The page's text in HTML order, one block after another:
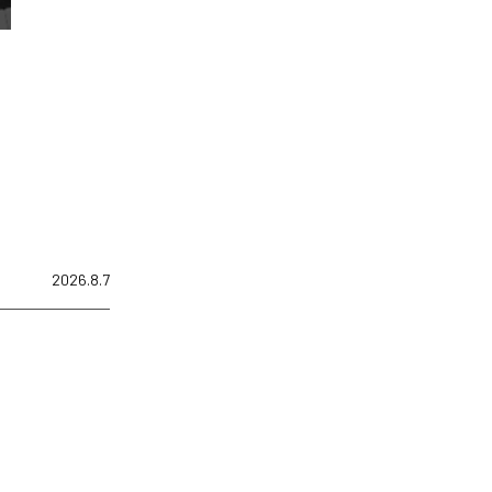
2026.8.7